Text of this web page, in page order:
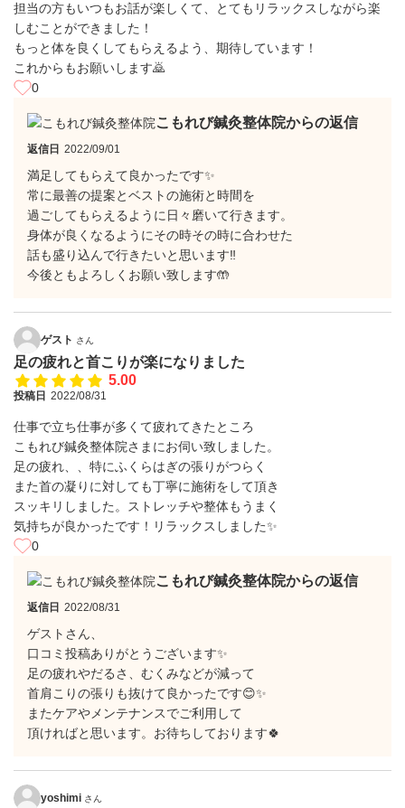
担当の方もいつもお話が楽しくて、とてもリラックスしながら楽
しむことができました！
もっと体を良くしてもらえるよう、期待しています！
これからもお願いします🙇
0
こもれび鍼灸整体院からの返信
返信日 2022/09/01
満足してもらえて良かったです✨
常に最善の提案とベストの施術と時間を
過ごしてもらえるように日々磨いて行きます。
身体が良くなるようにその時その時に合わせた
話も盛り込んで行きたいと思います‼️
今後ともよろしくお願い致します🤲
ゲスト さん
足の疲れと首こりが楽になりました
5.00
投稿日 2022/08/31
仕事で立ち仕事が多くて疲れてきたところ
こもれび鍼灸整体院さまにお伺い致しました。
足の疲れ、、特にふくらはぎの張りがつらく
また首の凝りに対しても丁寧に施術をして頂き
スッキリしました。ストレッチや整体もうまく
気持ちが良かったです！リラックスしました✨
0
こもれび鍼灸整体院からの返信
返信日 2022/08/31
ゲストさん、
口コミ投稿ありがとうございます✨
足の疲れやだるさ、むくみなどが減って
首肩こりの張りも抜けて良かったです😊✨
またケアやメンテナンスでご利用して
頂ければと思います。お待ちしております🍀
yoshimi さん